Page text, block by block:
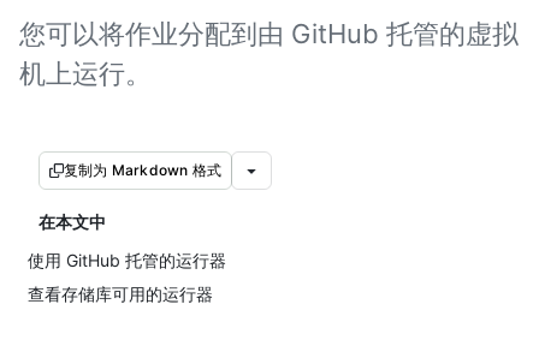
您可以将作业分配到由 GitHub 托管的虚拟
机上运行。
复制为 Markdown 格式
在本文中
使用 GitHub 托管的运行器
查看存储库可用的运行器